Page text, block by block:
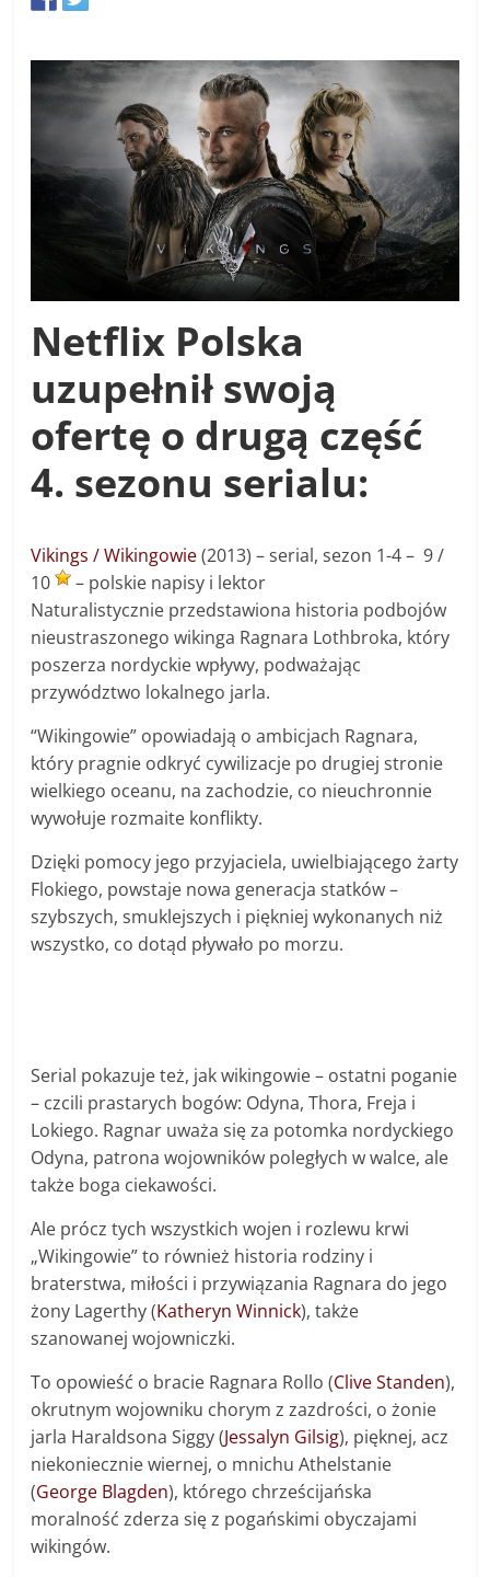
Netflix Polska
uzupełnił swoją
ofertę o drugą część
4. sezonu serialu:
Vikings / Wikingowie(2013) – serial, sezon 1-4 – 9 /
10
– polskie napisy i lektor
Naturalistycznie przedstawiona historia podbojów
nieustraszonego wikinga Ragnara Lothbroka, który
poszerza nordyckie wpływy, podważając
przywództwo lokalnego jarla.
“Wikingowie” opowiadają o ambicjach Ragnara,
który pragnie odkryć cywilizacje po drugiej stronie
wielkiego oceanu, na zachodzie, co nieuchronnie
wywołuje rozmaite konflikty.
Dzięki pomocy jego przyjaciela, uwielbiającego żarty
Flokiego, powstaje nowa generacja statków –
szybszych, smuklejszych i piękniej wykonanych niż
wszystko, co dotąd pływało po morzu.
Serial pokazuje też, jak wikingowie – ostatni poganie
– czcili prastarych bogów: Odyna, Thora, Freja i
Lokiego. Ragnar uważa się za potomka nordyckiego
Odyna, patrona wojowników poległych w walce, ale
także boga ciekawości.
Ale prócz tych wszystkich wojen i rozlewu krwi
„Wikingowie” to również historia rodziny i
braterstwa, miłości i przywiązania Ragnara do jego
żony Lagerthy (Katheryn Winnick), także
szanowanej wojowniczki.
To opowieść o bracie Ragnara Rollo (Clive Standen),
okrutnym wojowniku chorym z zazdrości, o żonie
jarla Haraldsona Siggy (Jessalyn Gilsig), pięknej, acz
niekoniecznie wiernej, o mnichu Athelstanie
(George Blagden), którego chrześcijańska
moralność zderza się z pogańskimi obyczajami
wikingów.